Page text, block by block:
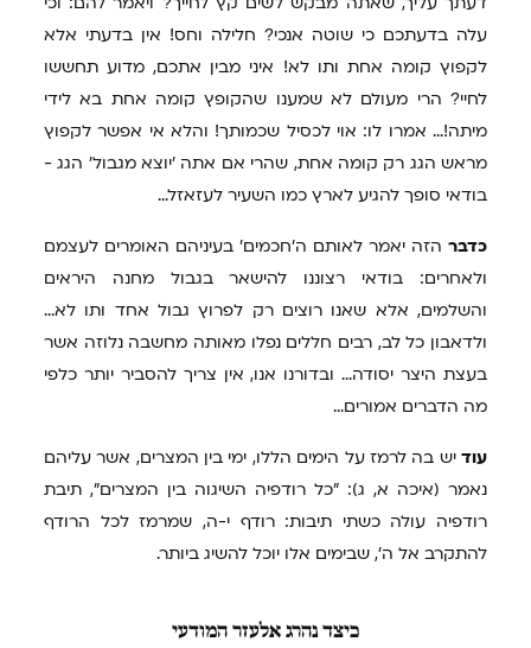
עלה בדעתכם כי שוטה אנכי? חלילה וחס! אין בדעתי אלא
לקפוץ קומה אחת ותו לא! איני מבין אתכם, מדוע תחששו
לחיי? הרי מעולם לא שמענו שהקופץ קומה אחת בא לידי
מיתה!... אמרו לו: אוי לכסיל שכמותך! והלא אי אפשר לקפוץ
מראש הגג רק קומה אחת, שהרי אם אתה 'יוצא מגבול' הגג -
בודאי סופך להגיע לארץ כמו השעיר לעזאזל...
כדבר הזה יאמר לאותם ה'חכמים' בעיניהם האומרים לעצמם
ולאחרים: בודאי רצוננו להישאר בגבול מחנה היראים
והשלמים, אלא שאנו רוצים רק לפרוץ גבול אחד ותו לא...
ולדאבון כל לב, רבים חללים נפלו מאותה מחשבה נלוזה אשר
בעצת היצר יסודה... ובדורנו אנו, אין צריך להסביר יותר כלפי
מה הדברים אמורים...
עוד יש בה לרמז על הימים הללו, ימי בין המצרים, אשר עליהם
נאמר (איכה א, ג): "כל רודפיה השיגוה בין המצרים", תיבת
רודפיה עולה כשתי תיבות: רודף י-ה, שמרמז לכל הרודף
להתקרב אל ה', שבימים אלו יוכל להשיג ביותר.
כיצד נהרג אלעזר המודעי